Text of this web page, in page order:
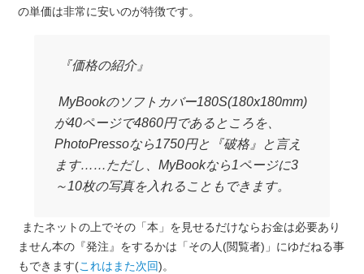
の単価は非常に安いのが特徴です。
『価格の紹介』
MyBookのソフトカバー180S(180x180mm)
が40ページで4860円であるところを、
PhotoPressoなら1750円と『破格』と言え
ます……ただし、MyBookなら1ページに3
～10枚の写真を入れることもできます。
またネットの上でその「本」を見せるだけならお金は必要あり
ません本の『発注』をするかは「その人(閲覧者)」にゆだねる事
もできます(これはまた次回)。